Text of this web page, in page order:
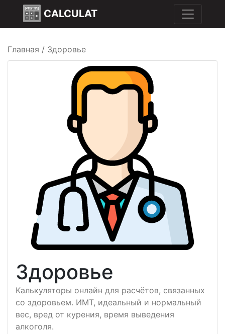
CALCULAT
Главная / Здоровье
Здоровье
Калькуляторы онлайн для расчётов, связанных
со здоровьем. ИМТ, идеальный и нормальный
вес, вред от курения, время выведения
алкоголя.